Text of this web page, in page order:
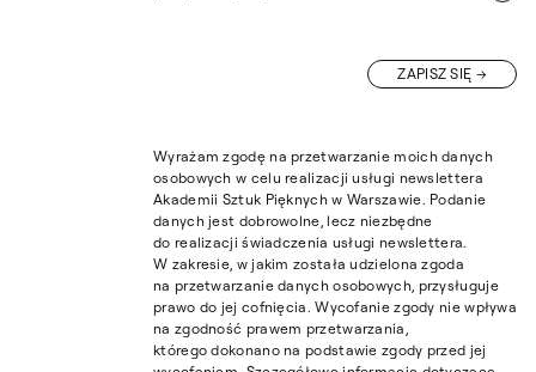
ZAPISZ SIĘ
Wyrażam zgodę na przetwarzanie moich danych
osobowych w celu realizacji usługi newslettera
Akademii Sztuk Pięknych w Warszawie. Podanie
danych jest dobrowolne, lecz niezbędne
do realizacji świadczenia usługi newslettera.
W zakresie, w jakim została udzielona zgoda
na przetwarzanie danych osobowych, przysługuje
prawo do jej cofnięcia. Wycofanie zgody nie wpływa
na zgodność prawem przetwarzania,
którego dokonano na podstawie zgody przed jej